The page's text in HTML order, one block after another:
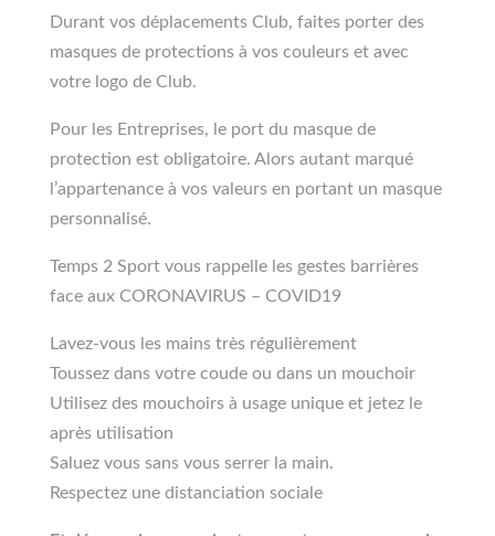
Durant vos déplacements Club, faites porter des
masques de protections à vos couleurs et avec
votre logo de Club.
Pour les Entreprises, le port du masque de
protection est obligatoire. Alors autant marqué
l’appartenance à vos valeurs en portant un masque
personnalisé.
Temps 2 Sport vous rappelle les gestes barrières
face aux CORONAVIRUS – COVID19
Lavez-vous les mains très régulièrement
Toussez dans votre coude ou dans un mouchoir
Utilisez des mouchoirs à usage unique et jetez le
après utilisation
Saluez vous sans vous serrer la main.
Respectez une distanciation sociale